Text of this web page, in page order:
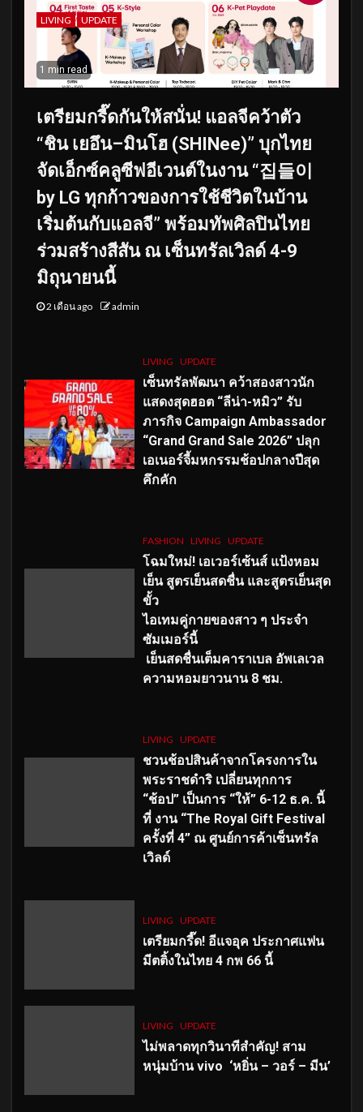
LIVING UPDATE
1 min read
เตรียมกรี๊ดกันให้สนั่น! แอลจีคว้าตัว
“ชิน เยอึน–มินโฮ (SHINee)” บุกไทย
จัดเอ็กซ์คลูซีฟอีเวนต์ในงาน “집들이
by LG ทุกก้าวของการใช้ชีวิตในบ้าน
เริ่มต้นกับแอลจี” พร้อมทัพศิลปินไทย
ร่วมสร้างสีสัน ณ เซ็นทรัลเวิลด์ 4-9
มิถุนายนนี้
2 เดือน ago admin
LIVING UPDATE
เซ็นทรัลพัฒนา คว้าสองสาวนัก
แสดงสุดฮอต “ลีน่า-หมิว” รับ
ภารกิจ Campaign Ambassador
“Grand Grand Sale 2026” ปลุก
เอเนอร์จี้มหกรรมช้อปกลางปีสุด
คึกคัก
FASHION LIVING UPDATE
โฉมใหม่! เอเวอร์เซ้นส์ แป้งหอม
เย็น สูตรเย็นสดชื่น และสูตรเย็นสุด
ขั้ว
ไอเทมคู่กายของสาว ๆ ประจำ
ซัมเมอร์นี้
เย็นสดชื่นเต็มคาราเบล อัพเลเวล
ความหอมยาวนาน 8 ชม.
LIVING UPDATE
ชวนช้อปสินค้าจากโครงการใน
พระราชดำริ เปลี่ยนทุกการ
“ช้อป” เป็นการ “ให้” 6-12 ธ.ค. นี้
ที่ งาน “The Royal Gift Festival
ครั้งที่ 4” ณ ศูนย์การค้าเซ็นทรัล
เวิลด์
LIVING UPDATE
เตรียมกรี๊ด! อีแจอุค ประกาศแฟน
มีตติ้งในไทย 4 กพ 66 นี้
LIVING UPDATE
ไม่พลาดทุกวินาทีสำคัญ! สาม
หนุ่มบ้าน vivo ‘หยิ่น – วอร์ – มีน’